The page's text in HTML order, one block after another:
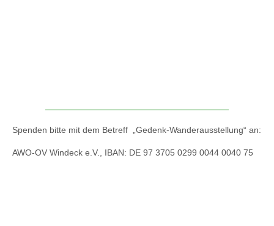
Spenden bitte mit dem Betreff „Gedenk-Wanderausstellung“ an:
AWO-OV Windeck e.V., IBAN: DE 97 3705 0299 0044 0040 75